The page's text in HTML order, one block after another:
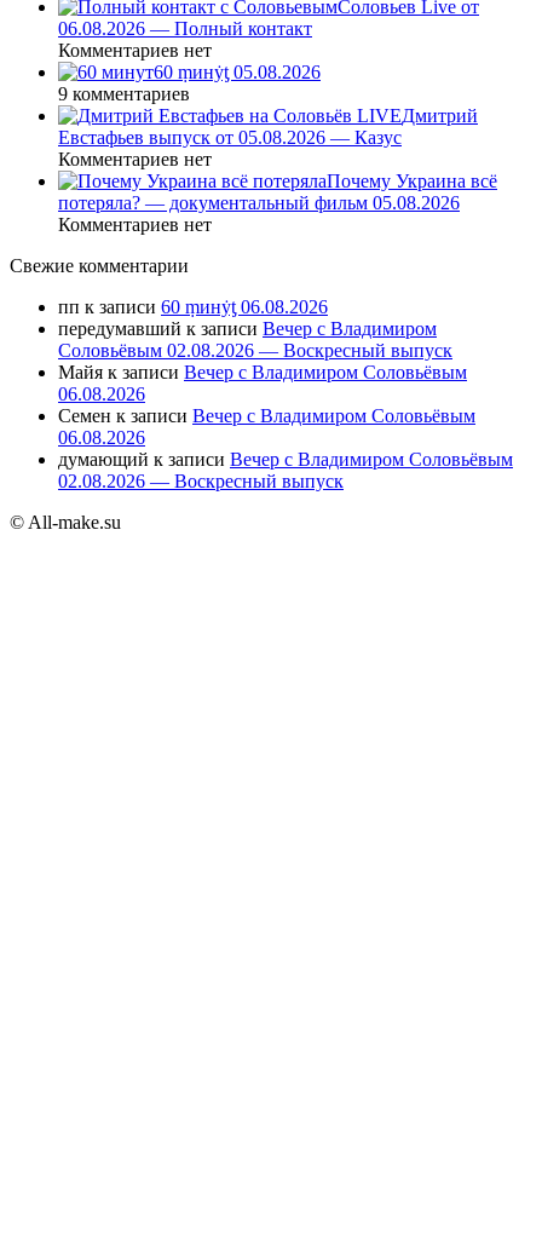
Соловьев Live от
06.08.2026 — Полный контакт
Комментариев нет
60 ṃинẏƫ 05.08.2026
9 комментариев
Дмитрий
Евстафьев выпуск от 05.08.2026 — Казус
Комментариев нет
Почему Украина всё
потеряла? — документальный фильм 05.08.2026
Комментариев нет
Свежие комментарии
пп к записи 60 ṃинẏƫ 06.08.2026
передумавший к записи Вечер с Владимиром
Соловьёвым 02.08.2026 — Воскресный выпуск
Майя к записи Вечер с Владимиром Соловьёвым
06.08.2026
Семен к записи Вечер с Владимиром Соловьёвым
06.08.2026
думающий к записи Вечер с Владимиром Соловьёвым
02.08.2026 — Воскресный выпуск
© All-make.su